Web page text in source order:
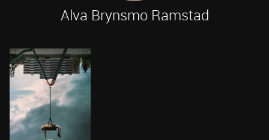
Alva Brynsmo Ramstad